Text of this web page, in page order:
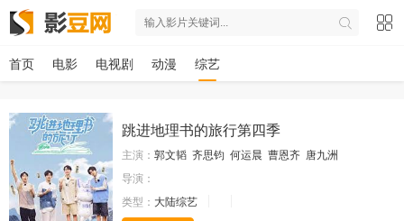
首页 电影 电视剧 动漫 综艺
跳进地理书的旅行第四季
主演： 郭文韬 齐思钧 何运晨 曹恩齐 唐九洲
导演：
类型： 大陆综艺